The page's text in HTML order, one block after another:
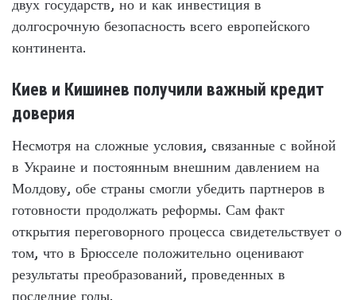
двух государств, но и как инвестиция в
долгосрочную безопасность всего европейского
континента.
Киев и Кишинев получили важный кредит
доверия
Несмотря на сложные условия, связанные с войной
в Украине и постоянным внешним давлением на
Молдову, обе страны смогли убедить партнеров в
готовности продолжать реформы. Сам факт
открытия переговорного процесса свидетельствует о
том, что в Брюсселе положительно оценивают
результаты преобразований, проведенных в
последние годы.